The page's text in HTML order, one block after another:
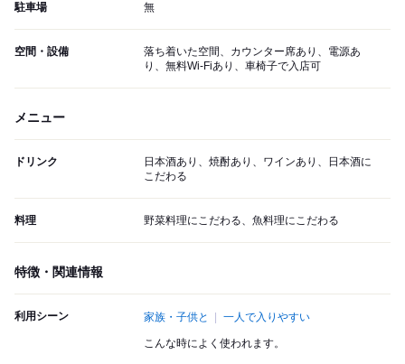
駐車場 無
空間・設備
落ち着いた空間、カウンター席あり、電源あ
り、無料Wi-Fiあり、車椅子で入店可
メニュー
ドリンク
日本酒あり、焼酎あり、ワインあり、日本酒に
こだわる
料理 野菜料理にこだわる、魚料理にこだわる
特徴・関連情報
利用シーン 家族・子供と 一人で入りやすい
こんな時によく使われます。